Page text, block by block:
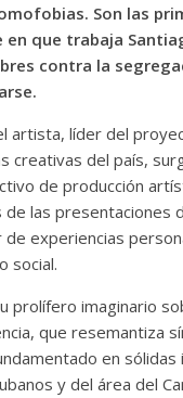
Son las
en que trabaja
contra la
artista, líder del
creativas del país,
de producción
las presentaciones
experiencias
social.
prolífero imaginario
que resemantiza
en sólidas
y del área del